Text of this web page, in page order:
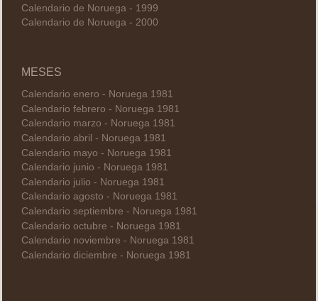
Calendario de Noruega - 1999
Calendario de Noruega - 2000
MESES
Calendario enero - Noruega 1981
Calendario febrero - Noruega 1981
Calendario marzo - Noruega 1981
Calendario abril - Noruega 1981
Calendario mayo - Noruega 1981
Calendario junio - Noruega 1981
Calendario julio - Noruega 1981
Calendario agosto - Noruega 1981
Calendario septiembre - Noruega 1981
Calendario octubre - Noruega 1981
Calendario noviembre - Noruega 1981
Calendario diciembre - Noruega 1981